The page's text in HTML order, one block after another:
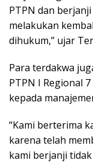
PTPN dan
melakukan
dihukum,” ujar
Para terdakwa
PTPN I Regional
kepada
“Kami berterima
karena telah
kami berjanji